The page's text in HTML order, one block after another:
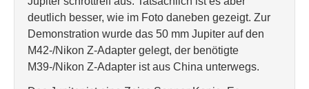
deutlich besser, wie im Foto daneben gezeigt. Zur
Demonstration wurde das 50 mm Jupiter auf den
M42-/Nikon Z-Adapter gelegt, der benötigte
M39-/Nikon Z-Adapter ist aus China unterwegs.